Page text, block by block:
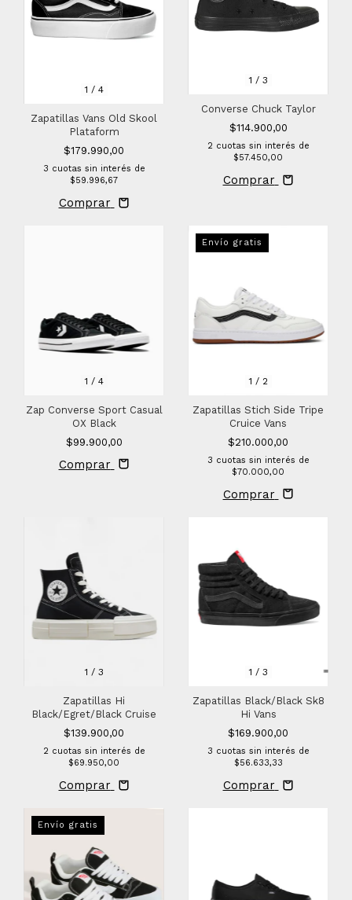
1 / 4
Zapatillas Vans Old Skool
Plataform
$179.990,00
3 cuotas sin interés de
$59.996,67
Comprar
1 / 3
Converse Chuck Taylor
$114.900,00
2 cuotas sin interés de
$57.450,00
Comprar
1 / 4
Zap Converse Sport Casual
OX Black
$99.900,00
Comprar
1 / 2
Envío gratis
Zapatillas Stich Side Tripe
Cruice Vans
$210.000,00
3 cuotas sin interés de
$70.000,00
Comprar
1 / 3
Zapatillas Hi
Black/Egret/Black Cruise
$139.900,00
2 cuotas sin interés de
$69.950,00
Comprar
1 / 3
Zapatillas Black/Black Sk8
Hi Vans
$169.900,00
3 cuotas sin interés de
$56.633,33
Comprar
Envío gratis